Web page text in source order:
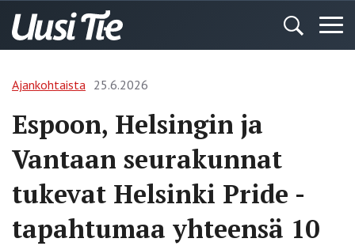
Ajankohtaista 25.6.2026
Espoon, Helsingin ja
Vantaan seurakunnat
tukevat Helsinki Pride -
tapahtumaa yhteensä 10